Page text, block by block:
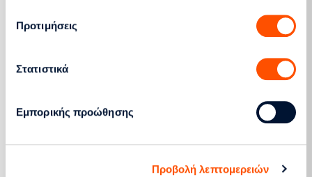
Προτιμήσεις
Στατιστικά
Εμπορικής προώθησης
Προβολή λεπτομερειών
βλάβη ηλεκτρικής συσκευής
συσκευές, που προκλήθηκαν από τυχαία